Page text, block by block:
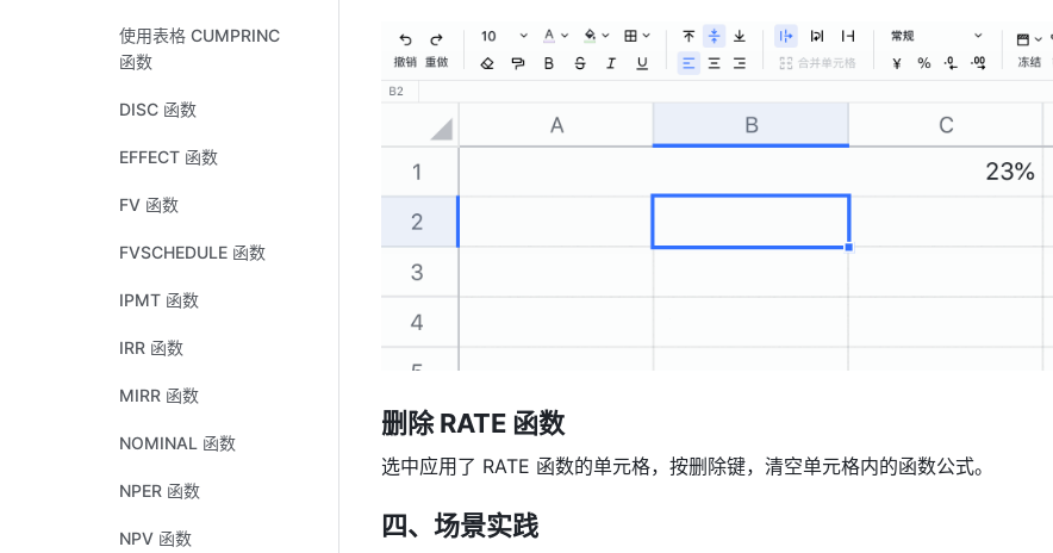
使用表格 CUMPRINC
函数
DISC 函数
EFFECT 函数
FV 函数
FVSCHEDULE 函数
IPMT 函数
IRR 函数
MIRR 函数
NOMINAL 函数
NPER 函数
NPV 函数
删除 RATE 函数
选中应用了 RATE 函数的单元格，按删除键，清空单元格内的函数公式。
四、场景实践